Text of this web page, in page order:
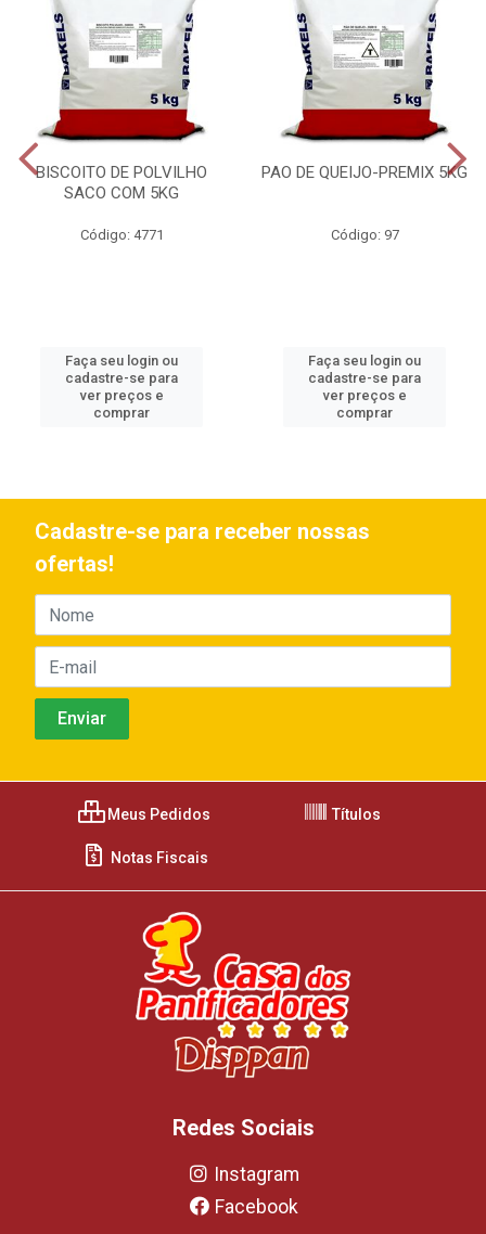
BISCOITO DE POLVILHO
SACO COM 5KG
Código: 4771
Faça seu login ou
cadastre-se para
ver preços e
comprar
PAO DE QUEIJO-PREMIX 5KG
Código: 97
Faça seu login ou
cadastre-se para
ver preços e
comprar
Cadastre-se para receber nossas
ofertas!
Meus Pedidos Títulos
Notas Fiscais
Redes Sociais
Instagram
Facebook